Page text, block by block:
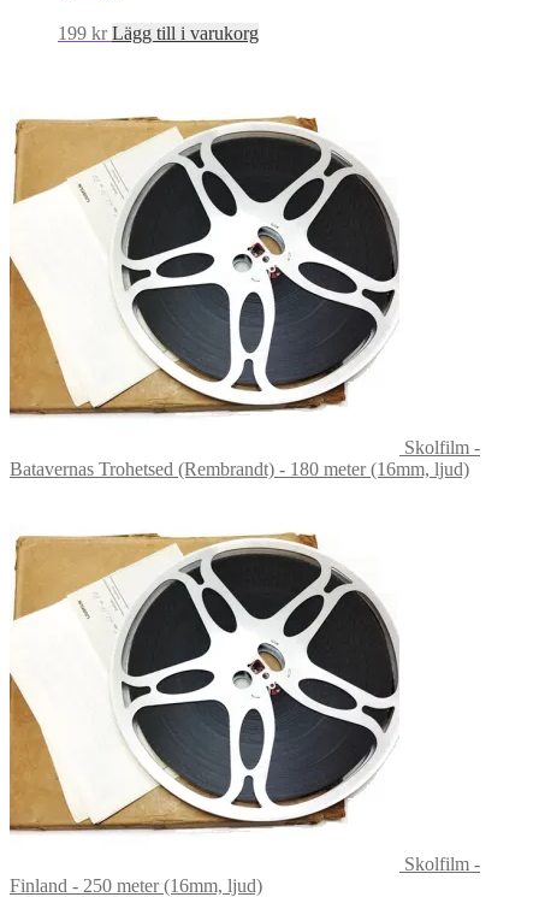
199 kr Lägg till i varukorg
Skolfilm -
Batavernas Trohetsed (Rembrandt) - 180 meter (16mm, ljud)
Skolfilm -
Finland - 250 meter (16mm, ljud)